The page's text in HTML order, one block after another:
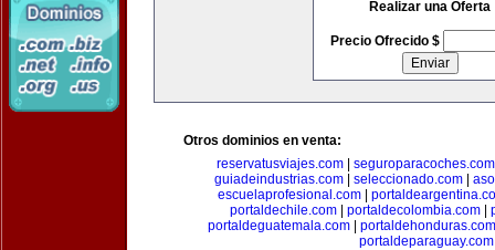
Realizar una Oferta
Precio Ofrecido $
Otros dominios en venta:
reservatusviajes.com| seguroparacoches.com
guiadeindustrias.com
seleccionado.com
escuelaprofesional.com
portaldechile.com
portaldecolombia.com
portaldeguatemala.com
portaldehonduras.com
portaldeparaguay.com